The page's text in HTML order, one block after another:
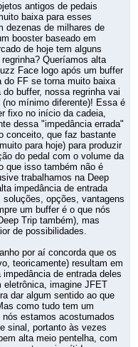
antigos de pedais
baixa para esses
dezenas de milhares de
booster baseado em
de hoje tem alguns
Queríamos alta
Face logo após um buffer
do FF se torna muito baixa
buffer, nossa regrinha vai
mínimo diferente)! Essa é
fixo no início da cadeia,
dessa "impedância errada"
conceito, que faz bastante
para hoje) para produzir
do pedal com o volume da
que isso também não é
trabalhamos na Deep
impedância de entrada
opções, vantagens
um buffer é o que nós
Trip também), mas
de possibilidades.
por aí concorda que os
teoricamente) resultam em
de entrada deles
eletrônica, imagine JFET
dar algum sentido ao que
como tudo tem um
estamos acostumados
sinal, portanto às vezes
alta meio pentelha, com